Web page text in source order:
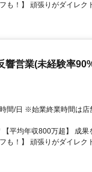
も！】 頑張りがダイレク
響営業(未経験率
間/日 ※始業終業時間は店
平均年収800万超】 成果
も！】 頑張りがダイレク